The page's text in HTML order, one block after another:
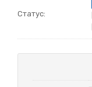
Статус: